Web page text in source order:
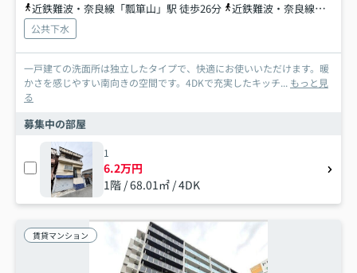
近鉄難波・奈良線「瓢箪山」駅 徒歩26分
近鉄難波・奈良線「枚岡」駅 徒歩38分
公共下水
一戸建ての洗面所は独立したタイプで、快適にお使いいただけます。暖
かさを感じやすい南向きの空間です。4DKで充実したキッチ... もっと見
る
募集中の部屋
1
6.2万円
1階 / 68.01㎡ / 4DK
賃貸マンション